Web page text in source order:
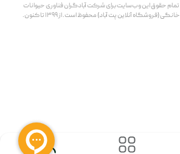
تمام حقوق اين وب‌سايت برای شرکت آبادگران فناوری حیوانات
خانگی (فروشگاه آنلاین پت آباد) محفوظ است. از ۱۳۹۹ تا کنون.